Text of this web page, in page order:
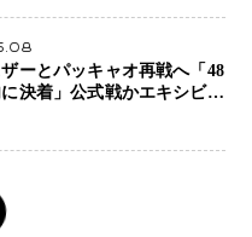
ザーとパッキャオ再戦へ「48
決着」公式戦かエキシビシ
続く